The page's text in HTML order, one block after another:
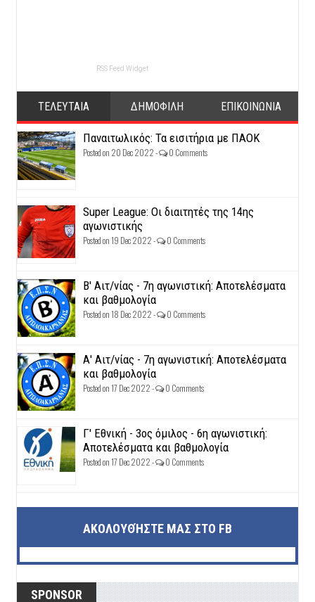
RSS Feed Widget
ΤΕΛΕΥΤΑΙΑ ΔΗΜΟΦΙΛΗ ΕΠΙΚΟΙΝΩΝΙΑ
Παναιτωλικός: Τα εισιτήρια με ΠΑΟΚ
Posted on 20 Dec 2022 - 0 Comments
Super League: Οι διαιτητές της 14ης
αγωνιστικής
Posted on 19 Dec 2022 - 0 Comments
Β' Αιτ/νίας - 7η αγωνιστική: Αποτελέσματα
και βαθμολογία
Posted on 18 Dec 2022 - 0 Comments
Α' Αιτ/νίας - 7η αγωνιστική: Αποτελέσματα
και βαθμολογία
Posted on 17 Dec 2022 - 0 Comments
Γ' Εθνική - 3ος όμιλος - 6η αγωνιστική:
Αποτελέσματα και βαθμολογία
Posted on 17 Dec 2022 - 0 Comments
ΑΚΟΛΟΥΘΉΣΤΕ ΜΑΣ ΣΤΟ FB
SPONSOR